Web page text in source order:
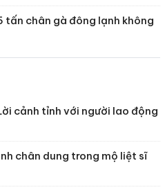
tấn chân gà đông lạnh không
cảnh tỉnh với người lao động
chân dung trong mộ liệt sĩ